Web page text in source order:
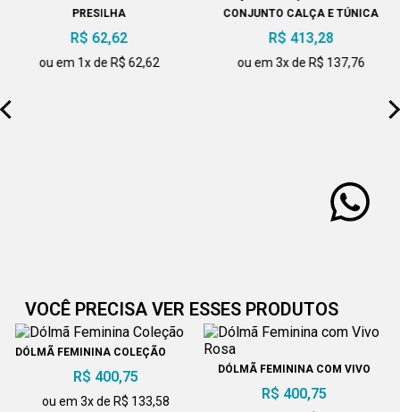
PRESILHA
R$ 62,62
ou em 1x de R$ 62,62
CONJUNTO CALÇA E TÚNICA
R$ 413,28
ou em 3x de R$ 137,76
VOCÊ PRECISA VER ESSES PRODUTOS
DÓLMÃ FEMININA COLEÇÃO
R$ 400,75
ou em 3x de R$ 133,58
DÓLMÃ FEMININA COM VIVO
R$ 400,75